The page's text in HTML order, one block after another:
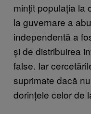
mințit populația la
la guvernare a
independentă a
și de distribuirea
false. Iar
suprimate dacă
dorințele celor de